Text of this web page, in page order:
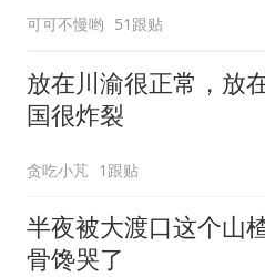
可可不慢哟 51跟贴
放在川渝很正常，放
国很炸裂
贪吃小芃 1跟贴
半夜被大渡口这个山
骨馋哭了